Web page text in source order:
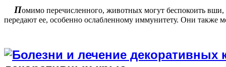
Помимо перечисленного, животных могут беспокоить
передают ее, особенно ослабленному иммунитету. Они также